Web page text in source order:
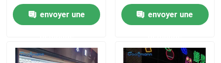
Produits
envoyer une
de l'affichage 2200L
envoyer une